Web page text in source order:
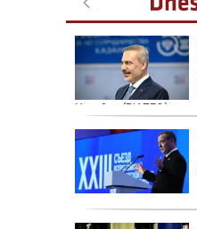
Украйна (ВИДЕО)